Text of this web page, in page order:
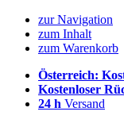
zur Navigation
zum Inhalt
zum Warenkorb
Österreich:
Kostenloser
24 h Versand